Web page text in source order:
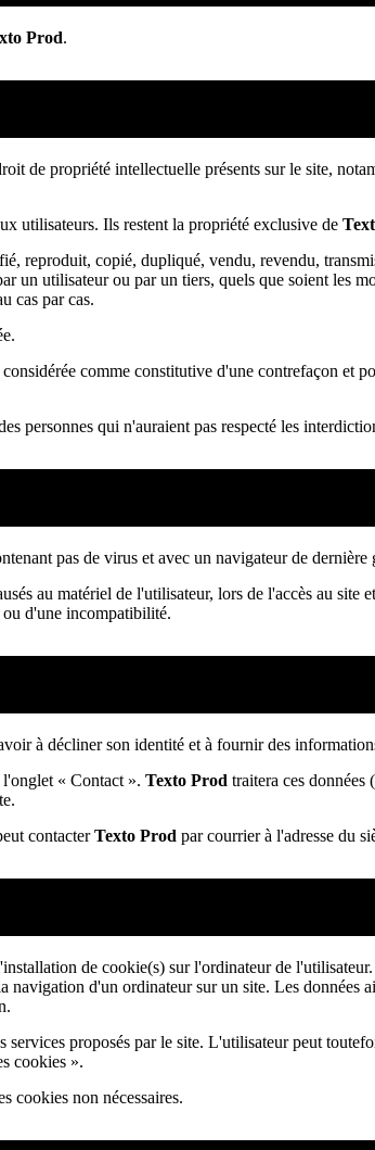
Prod.
de propriété intellectuelle présents sur le site,
utilisateurs. Ils restent la propriété exclusive de
reproduit, copié, dupliqué, vendu, revendu,
un utilisateur ou par un tiers, quels que soient les
cas par cas.
comme constitutive d'une contrefaçon et
personnes qui n'auraient pas respecté les
pas de virus et avec un navigateur de dernière
au matériel de l'utilisateur, lors de l'accès au
d'une incompatibilité.
à décliner son identité et à fournir des
l'onglet « Contact ». Texto Prod traitera ces données
contacterTexto Prod par courrier à l'adresse du
de cookie(s) sur l'ordinateur de
d'un ordinateur sur un site. Les données
proposés par le site. L'utilisateur peut
cookies ».
cookies non nécessaires.